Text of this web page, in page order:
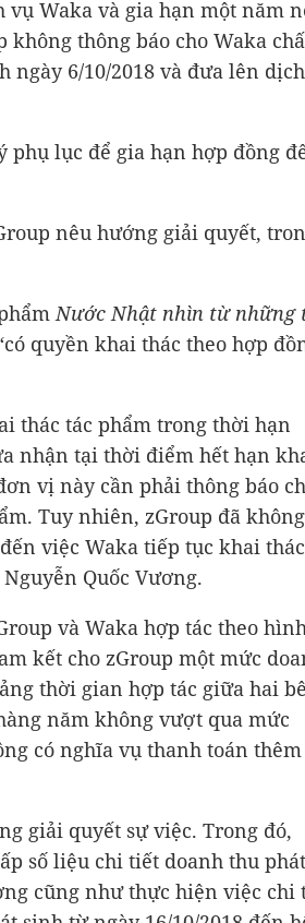
Waka và gia hạn một năm
thông báo cho Waka
ngày 6/10/2018 và đưa lên
phụ lục để gia hạn hợp đồng
nêu hướng giải quyết,
Nước Nhật nhìn từ những
quyền khai thác theo hợp
thác tác phẩm trong thời hạn
nhận tại thời điểm hết hạn
vị này cần phải thông báo
Tuy nhiên, zGroup đã không
việc Waka tiếp tục khai
Quốc Vương.
và Waka hợp tác theo
kết cho zGroup một mức
thời gian hợp tác giữa hai
năm không vượt qua mức
có nghĩa vụ thanh toán thêm
giải quyết sự việc. Trong đó,
số liệu chi tiết doanh thu phát
cũng như thực hiện việc chi